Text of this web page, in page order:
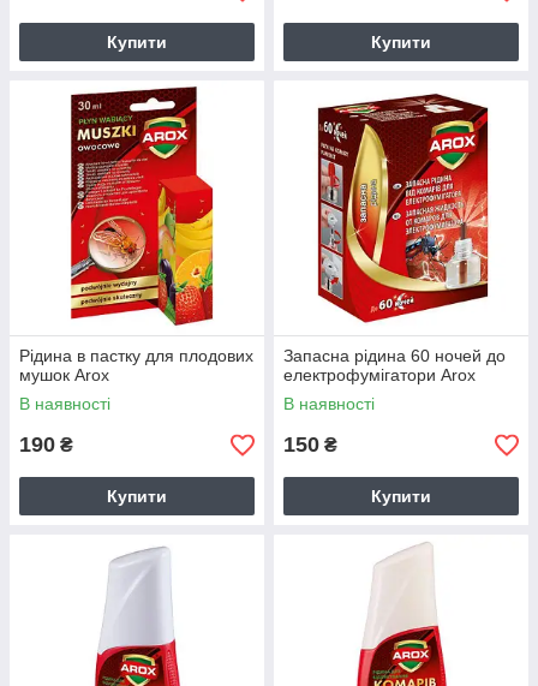
Купити Купити
Рідина в пастку для плодових
мушок Arox
В наявності
190 ₴
Купити
Запасна рідина 60 ночей до
електрофумігатори Arox
В наявності
150 ₴
Купити